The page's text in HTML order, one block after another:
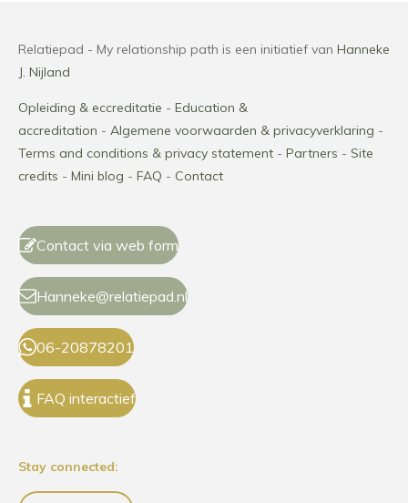
Relatiepad - My relationship path is een initiatief van Hanneke
J. Nijland
Opleiding & eccreditatie - Education &
accreditation - Algemene voorwaarden & privacyverklaring -
Terms and conditions & privacy statement - Partners - Site
credits - Mini blog - FAQ - Contact
Contact via web form
Hanneke@relatiepad.nl
06-20878201
FAQ interactief
Stay connected: